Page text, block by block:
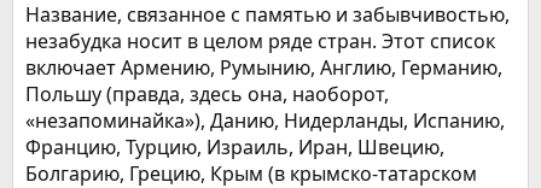
Название, связанное с памятью и забывчивостью,
незабудка носит в целом ряде стран. Этот список
включает Армению, Румынию, Англию, Германию,
Польшу (правда, здесь она, наоборот,
«незапоминайка»), Данию, Нидерланды, Испанию,
Францию, Турцию, Израиль, Иран, Швецию,
Болгарию, Грецию, Крым (в крымско-татарском